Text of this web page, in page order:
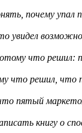
почему упал
что решил:
что решил, что
пятый
книгу о